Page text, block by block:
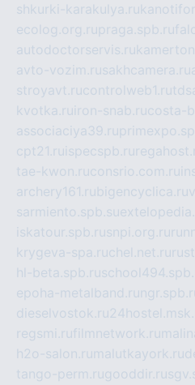
shkurki-karakulya.ru
ecolog.org.rupraga.spb.ru
autodoctorservis.ru
avto-vozim.rusakhcamera.ru
stroyavt.rucontrolweb1.ru
kvotka.ru iron-snab.rucosta-
associaciya39.ru
cpt21.ru ispecspb.ru
tae-kwon.ruconsrio.com.ru
archery161.rubigencyclica.ru
sarmiento.spb.su
iskatour.spb.rusnpi.org.ru
krygeva-spa.ruchel.net.ru
hl-beta.spb.ru
epoha-metalband.ru
dieselvostok.ru
regsmi.rufilmnetwork.ru
h2o-salon.ru malutkayork.ru
tango-perm.rugooddir.ru